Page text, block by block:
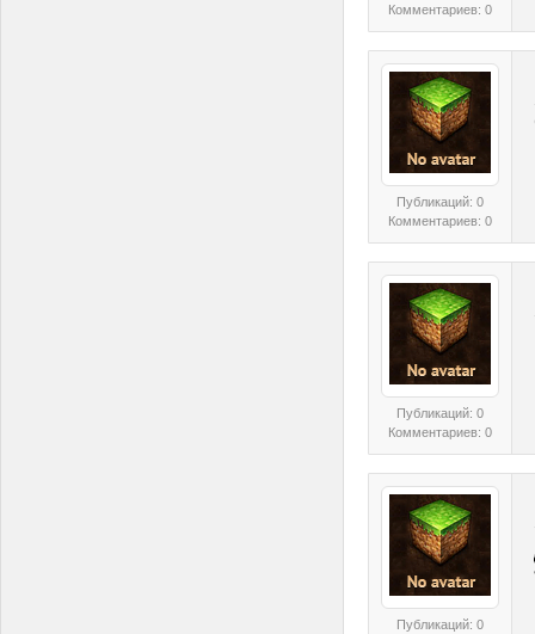
Комментариев: 0
Публикаций: 0
Комментариев: 0
Публикаций: 0
Комментариев: 0
Публикаций: 0